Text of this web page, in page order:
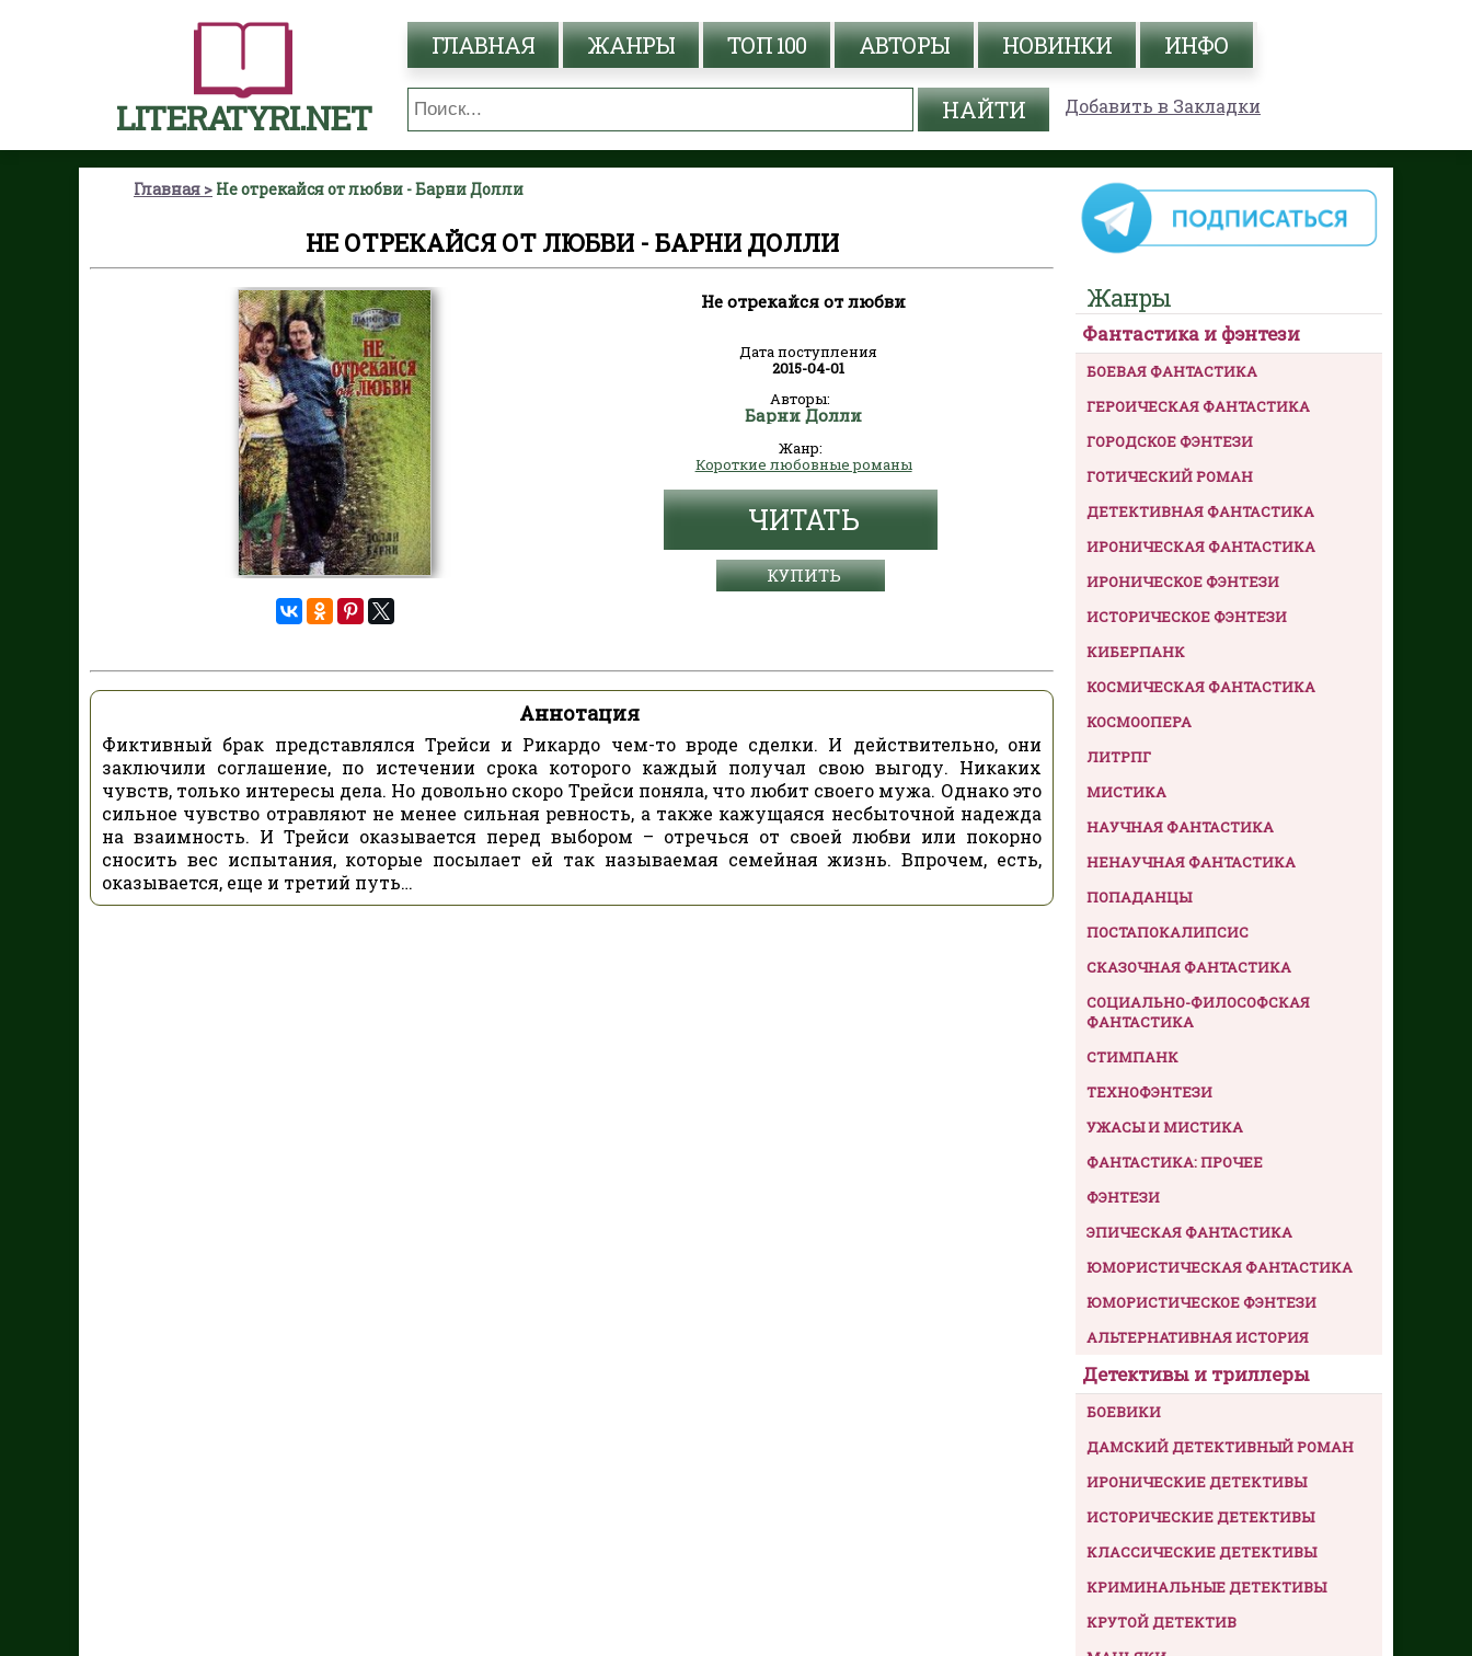
LITERATYRI.NET
ГЛАВНАЯ ЖАНРЫ ТОП 100 АВТОРЫ НОВИНКИ ИНФО
Добавить в Закладки
Главная Не отрекайся от любви - Барни Долли
НЕ ОТРЕКАЙСЯ ОТ ЛЮБВИ - БАРНИ ДОЛЛИ
Не отрекайся от любви
Дата поступления
2015-04-01
Авторы:
Барни Долли
Жанр:
Короткие любовные романы
ЧИТАТЬ
КУПИТЬ
Аннотация
Фиктивный брак представлялся Трейси и Рикардо чем-то вроде сделки. И действительно, они
заключили соглашение, по истечении срока которого каждый получал свою выгоду. Никаких
чувств, только интересы дела. Но довольно скоро Трейси поняла, что любит своего мужа. Однако это
сильное чувство отравляют не менее сильная ревность, а также кажущаяся несбыточной надежда
на взаимность. И Трейси оказывается перед выбором – отречься от своей любви или покорно
сносить вес испытания, которые посылает ей так называемая семейная жизнь. Впрочем, есть,
оказывается, еще и третий путь…
Жанры
Фантастика и фэнтези
БОЕВАЯ ФАНТАСТИКА
ГЕРОИЧЕСКАЯ ФАНТАСТИКА
ГОРОДСКОЕ ФЭНТЕЗИ
ГОТИЧЕСКИЙ РОМАН
ДЕТЕКТИВНАЯ ФАНТАСТИКА
ИРОНИЧЕСКАЯ ФАНТАСТИКА
ИРОНИЧЕСКОЕ ФЭНТЕЗИ
ИСТОРИЧЕСКОЕ ФЭНТЕЗИ
КИБЕРПАНК
КОСМИЧЕСКАЯ ФАНТАСТИКА
КОСМООПЕРА
ЛИТРПГ
МИСТИКА
НАУЧНАЯ ФАНТАСТИКА
НЕНАУЧНАЯ ФАНТАСТИКА
ПОПАДАНЦЫ
ПОСТАПОКАЛИПСИС
СКАЗОЧНАЯ ФАНТАСТИКА
СОЦИАЛЬНО-ФИЛОСОФСКАЯ
ФАНТАСТИКА
СТИМПАНК
ТЕХНОФЭНТЕЗИ
УЖАСЫ И МИСТИКА
ФАНТАСТИКА: ПРОЧЕЕ
ФЭНТЕЗИ
ЭПИЧЕСКАЯ ФАНТАСТИКА
ЮМОРИСТИЧЕСКАЯ ФАНТАСТИКА
ЮМОРИСТИЧЕСКОЕ ФЭНТЕЗИ
АЛЬТЕРНАТИВНАЯ ИСТОРИЯ
Детективы и триллеры
БОЕВИКИ
ДАМСКИЙ ДЕТЕКТИВНЫЙ РОМАН
ИРОНИЧЕСКИЕ ДЕТЕКТИВЫ
ИСТОРИЧЕСКИЕ ДЕТЕКТИВЫ
КЛАССИЧЕСКИЕ ДЕТЕКТИВЫ
КРИМИНАЛЬНЫЕ ДЕТЕКТИВЫ
КРУТОЙ ДЕТЕКТИВ